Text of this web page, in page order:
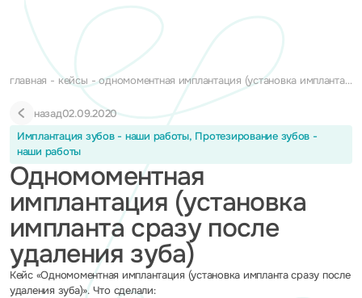
главная кейсы
одномоментная имплантация (установка импланта
сразу после удаления зуба)
назад
Имплантация зубов - наши работы, Протезирование зубов -
наши работы
02.09.2020
Одномоментная
имплантация (установка
импланта сразу после
удаления зуба)
Кейс «Одномоментная имплантация (установка импланта сразу после
удаления зуба)». Что сделали: